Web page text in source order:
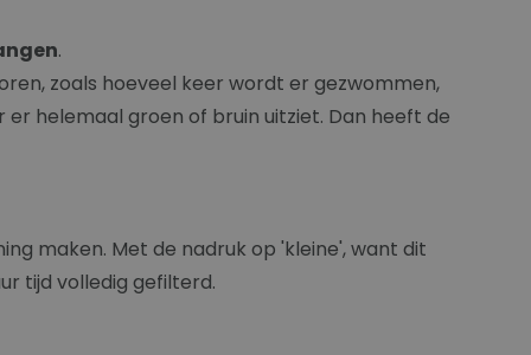
.
zoals hoeveel keer wordt er gezwommen,
helemaal groen of bruin uitziet. Dan heeft de
maken. Met de nadruk op 'kleine', want dit
tijd volledig gefilterd.